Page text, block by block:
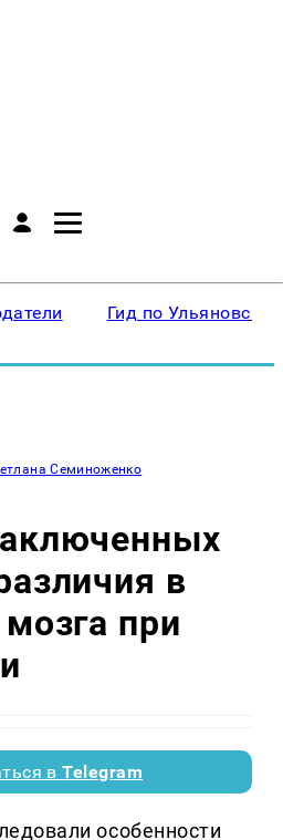
Гид по Ульяновску
Семиноженко
в
при
вTelegram
особенности